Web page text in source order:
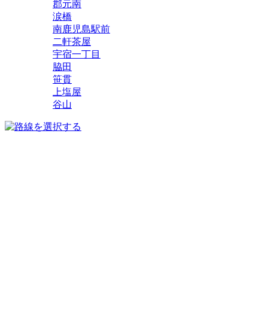
郡元南
涙橋
南鹿児島駅前
二軒茶屋
宇宿一丁目
脇田
笹貫
上塩屋
谷山